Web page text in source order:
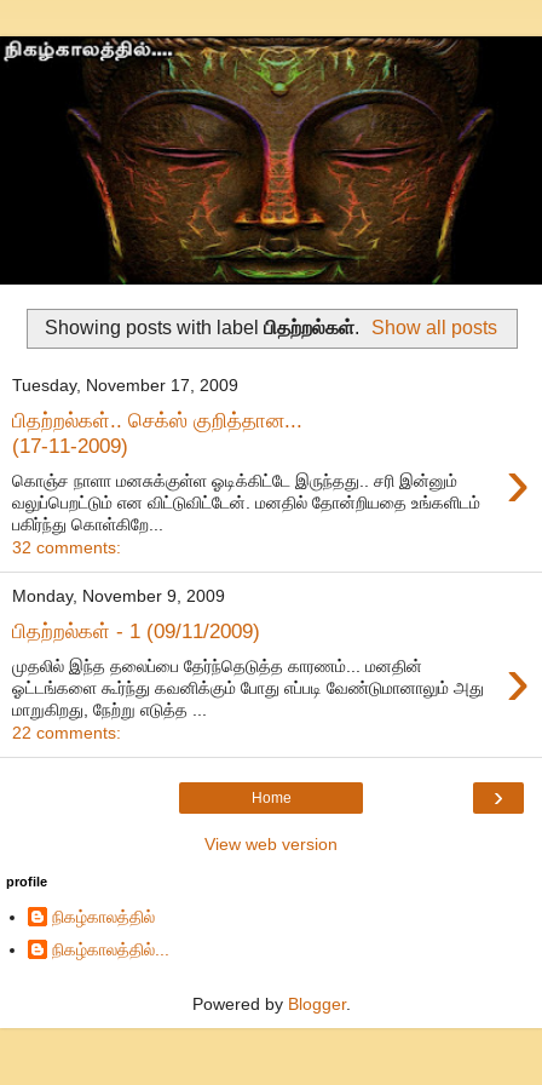
Showing posts with label பிதற்றல்கள். Show all posts
Tuesday, November 17, 2009
பிதற்றல்கள்.. செக்ஸ் குறித்தான...
(17-11-2009)
›
கொஞ்ச நாளா மனசுக்குள்ள ஓடிக்கிட்டே இருந்தது.. சரி இன்னும்
வலுப்பெறட்டும் என விட்டுவிட்டேன். மனதில் தோன்றியதை உங்களிடம்
பகிர்ந்து கொள்கிறே...
32 comments:
Monday, November 9, 2009
பிதற்றல்கள் - 1 (09/11/2009)
›
முதலில் இந்த தலைப்பை தேர்ந்தெடுத்த காரணம்... மனதின்
ஓட்டங்களை கூர்ந்து கவனிக்கும் போது எப்படி வேண்டுமானாலும் அது
மாறுகிறது, நேற்று எடுத்த ...
22 comments:
›
Home
View web version
profile
நிகழ்காலத்தில்
நிகழ்காலத்தில்...
Powered by Blogger.